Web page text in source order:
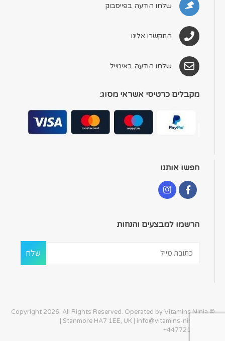
שלחו הודעה בפייסבוק
התקשרו אלינו
שלחו הודעה באימייל
מקבלים כרטיסי אשראי מסוג:
חפשו אותנו
הרשמו למבצעים והנחות
© Copyright 2026. All Rights Reserved. Operated by Vitamins Ninja
| Stanmore HA7 1EE, UK | info@vitamins-ninja.com
+447721405586